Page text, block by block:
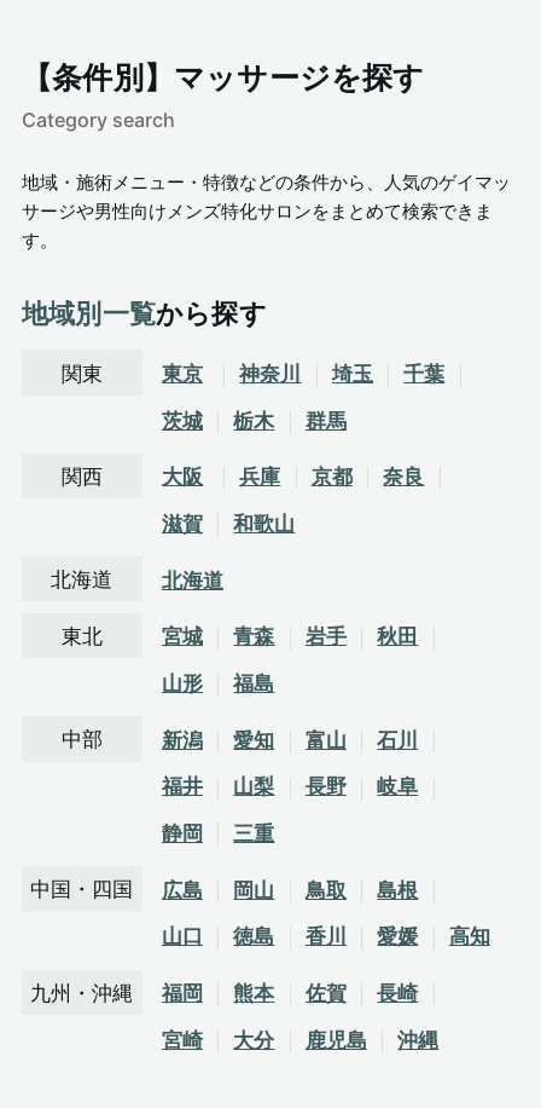
【条件別】マッサージを探す
Category search
地域・施術メニュー・特徴などの条件から、人気のゲイマッ
サージや男性向けメンズ特化サロンをまとめて検索できま
す。
地域別一覧から探す
関東 東京 神奈川 埼玉
千葉
茨城
栃木 群馬
関西 大阪 兵庫 京都
奈良
滋賀
和歌山
北海道 北海道
東北 宮城 青森 岩手
秋田
山形
福島
中部 新潟 愛知 富山
石川
福井
山梨 長野
岐阜
静岡
三重
中国・四国 広島 岡山 鳥取
島根
山口
徳島 香川 愛媛 高知
九州・沖縄 福岡 熊本 佐賀
長崎
宮崎
大分 鹿児島 沖縄